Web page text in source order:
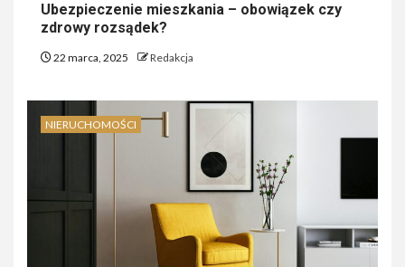
Ubezpieczenie mieszkania – obowiązek czy
zdrowy rozsądek?
22 marca, 2025 Redakcja
NIERUCHOMOŚCI